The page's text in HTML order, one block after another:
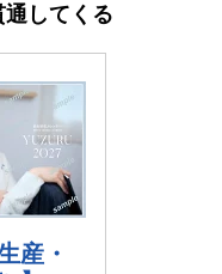
してくる